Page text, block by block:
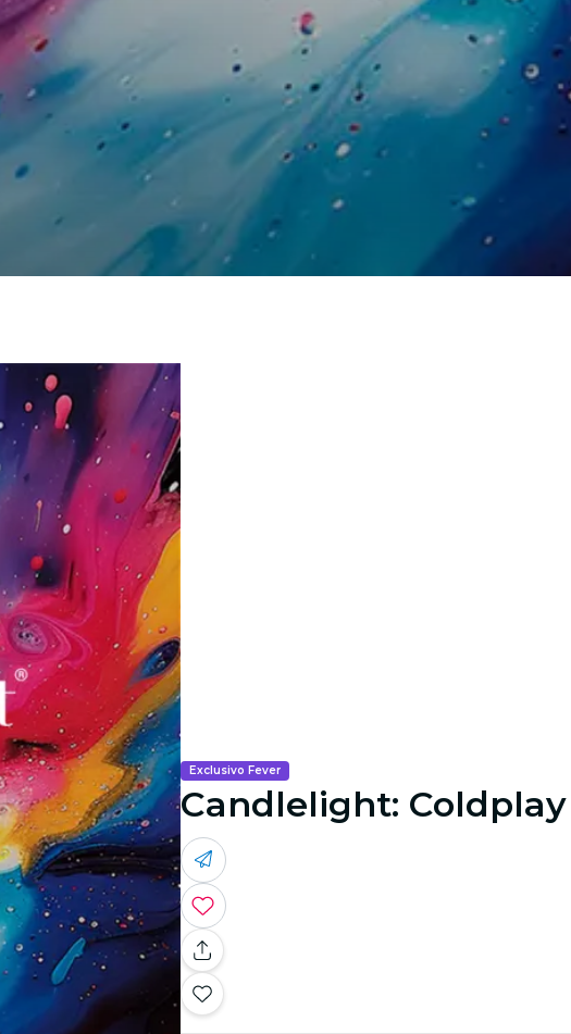
Exclusivo Fever
Candlelight: Coldplay